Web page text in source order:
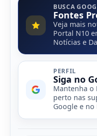
BUSCA
Fontes
Veja mais
Portal N10
Notícias e
PERFIL
Siga no
Mantenha o
perto nas
Google e no